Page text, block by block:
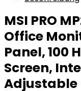
MSI PRO
Office
Panel, 100
Screen,
Adjustable